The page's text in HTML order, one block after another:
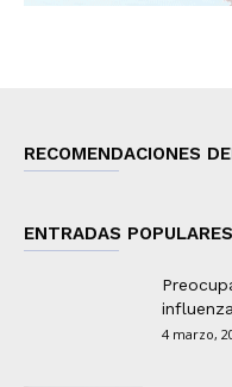
RECOMENDACIONES
ENTRADAS POPULARES
influenza
4 marzo,